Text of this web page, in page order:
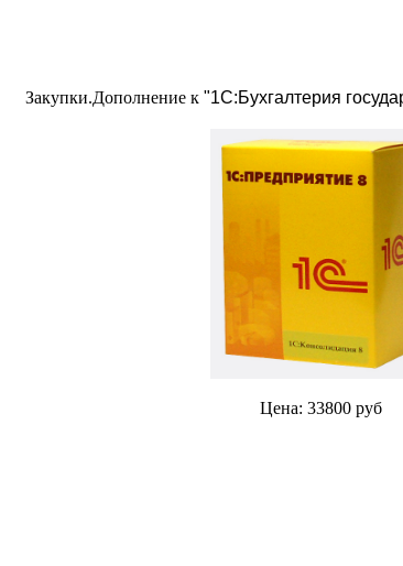
Закупки.Дополнение к "1С:Бухгалтерия
Цена: 33800 руб